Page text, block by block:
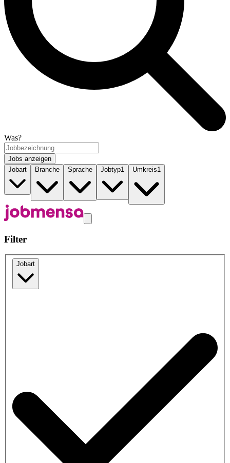
Was?
Jobs anzeigen
Jobart
Branche Sprache Jobtyp1 Umkreis1
Filter
Jobart